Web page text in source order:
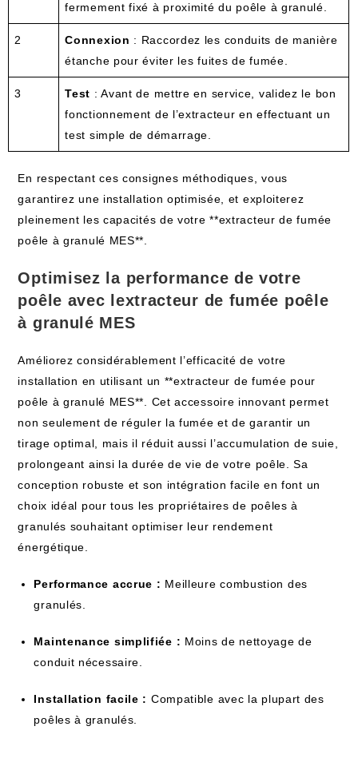
fermement fixé à proximité du poêle à granulé.
2 Connexion : Raccordez les conduits de manière
étanche pour éviter les fuites de fumée.
3 Test : Avant de mettre en service, validez le bon
fonctionnement de l’extracteur en effectuant un
test simple de démarrage.
En respectant ces consignes méthodiques, vous
garantirez une installation optimisée, et exploiterez
pleinement les capacités de votre **extracteur de fumée
poêle à granulé MES**.
Optimisez la performance de votre
poêle avec lextracteur de fumée poêle
à granulé MES
Améliorez considérablement l’efficacité de votre
installation en utilisant un **extracteur de fumée pour
poêle à granulé MES**. Cet accessoire innovant permet
non seulement de réguler la fumée et de garantir un
tirage optimal, mais il réduit aussi l’accumulation de suie,
prolongeant ainsi la durée de vie de votre poêle. Sa
conception robuste et son intégration facile en font un
choix idéal pour tous les propriétaires de poêles à
granulés souhaitant optimiser leur rendement
énergétique.
Performance accrue : Meilleure combustion des
granulés.
Maintenance simplifiée : Moins de nettoyage de
conduit nécessaire.
Installation facile : Compatible avec la plupart des
poêles à granulés.